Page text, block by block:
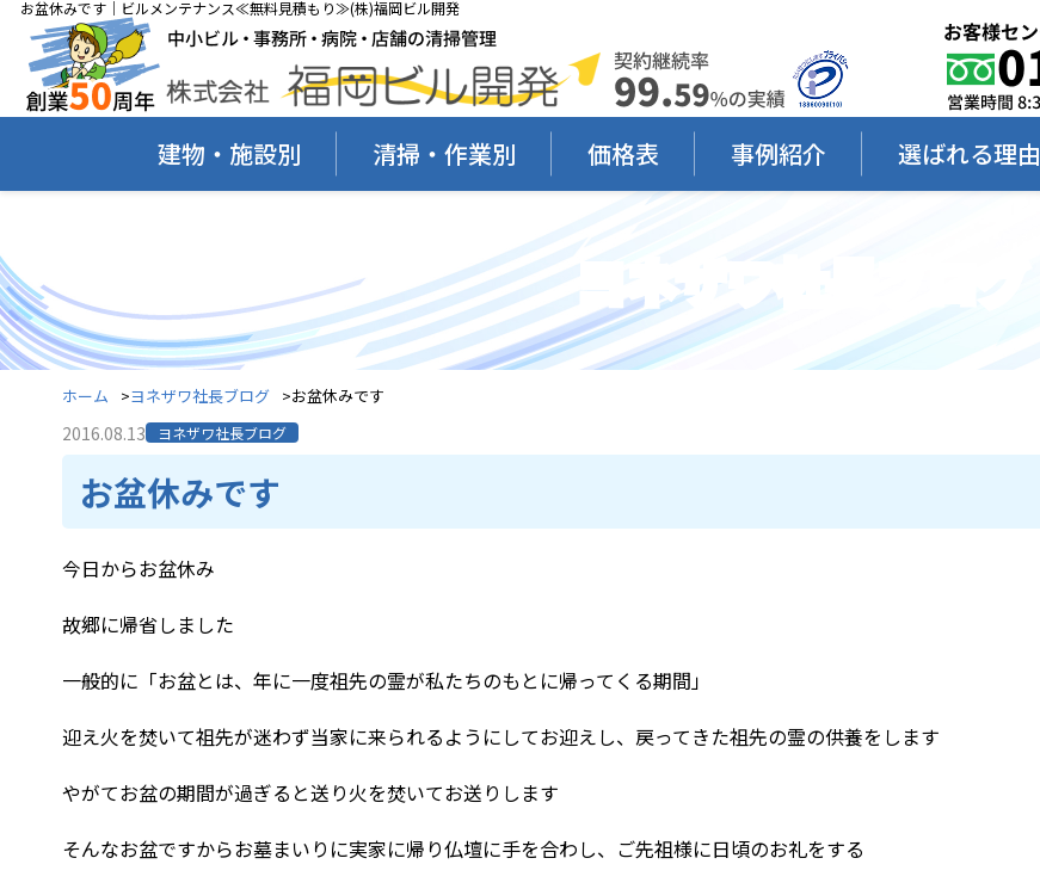
お盆休みです｜ビルメンテナンス≪無料見積もり≫(株)福岡ビル開発
建物・施設別 清掃・作業別 価格表 事例紹介 選ばれる理由
ヨネザワ社長ブログ
ホーム ヨネザワ社長ブログ お盆休みです
2016.08.13 ヨネザワ社長ブログ
お盆休みです
今日からお盆休み
故郷に帰省しました
一般的に「お盆とは、年に一度祖先の霊が私たちのもとに帰ってくる期間」
迎え火を焚いて祖先が迷わず当家に来られるようにしてお迎えし、戻ってきた祖先の霊の供養をします
やがてお盆の期間が過ぎると送り火を焚いてお送りします
そんなお盆ですからお墓まいりに実家に帰り仏壇に手を合わし、ご先祖様に日頃のお礼をする